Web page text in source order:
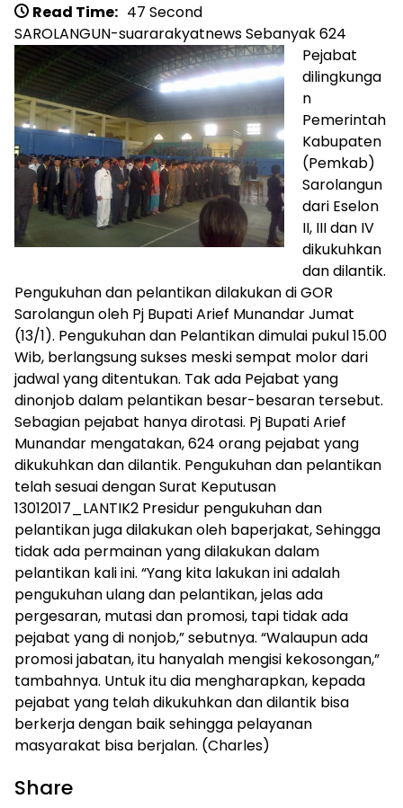
Read Time: 47 Second
SAROLANGUN-suararakyatnewsSebanyak 624
Pejabat
dilingkunga
n
Pemerintah
Kabupaten
(Pemkab)
Sarolangun
dari Eselon
II, III dan IV
dikukuhkan
dan dilantik.
Pengukuhan dan pelantikan dilakukan di GOR
Sarolangun oleh Pj Bupati Arief Munandar Jumat
(13/1). Pengukuhan dan Pelantikan dimulai pukul 15.00
Wib, berlangsung sukses meski sempat molor dari
jadwal yang ditentukan. Tak ada Pejabat yang
dinonjob dalam pelantikan besar-besaran tersebut.
Sebagian pejabat hanya dirotasi. Pj Bupati Arief
Munandar mengatakan, 624 orang pejabat yang
dikukuhkan dan dilantik. Pengukuhan dan pelantikan
telah sesuai dengan Surat Keputusan
13012017_LANTIK2 Presidur pengukuhan dan
pelantikan juga dilakukan oleh baperjakat, Sehingga
tidak ada permainan yang dilakukan dalam
pelantikan kali ini. “Yang kita lakukan ini adalah
pengukuhan ulang dan pelantikan, jelas ada
pergesaran, mutasi dan promosi, tapi tidak ada
pejabat yang di nonjob,” sebutnya. “Walaupun ada
promosi jabatan, itu hanyalah mengisi kekosongan,”
tambahnya. Untuk itu dia mengharapkan, kepada
pejabat yang telah dikukuhkan dan dilantik bisa
berkerja dengan baik sehingga pelayanan
masyarakat bisa berjalan. (Charles)
Share